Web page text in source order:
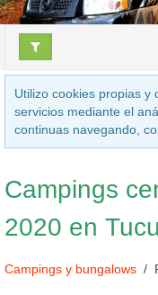
Utilizo cookies propias y
servicios mediante el
continuas navegando,
Campings
2020 en
Campings y bungalows